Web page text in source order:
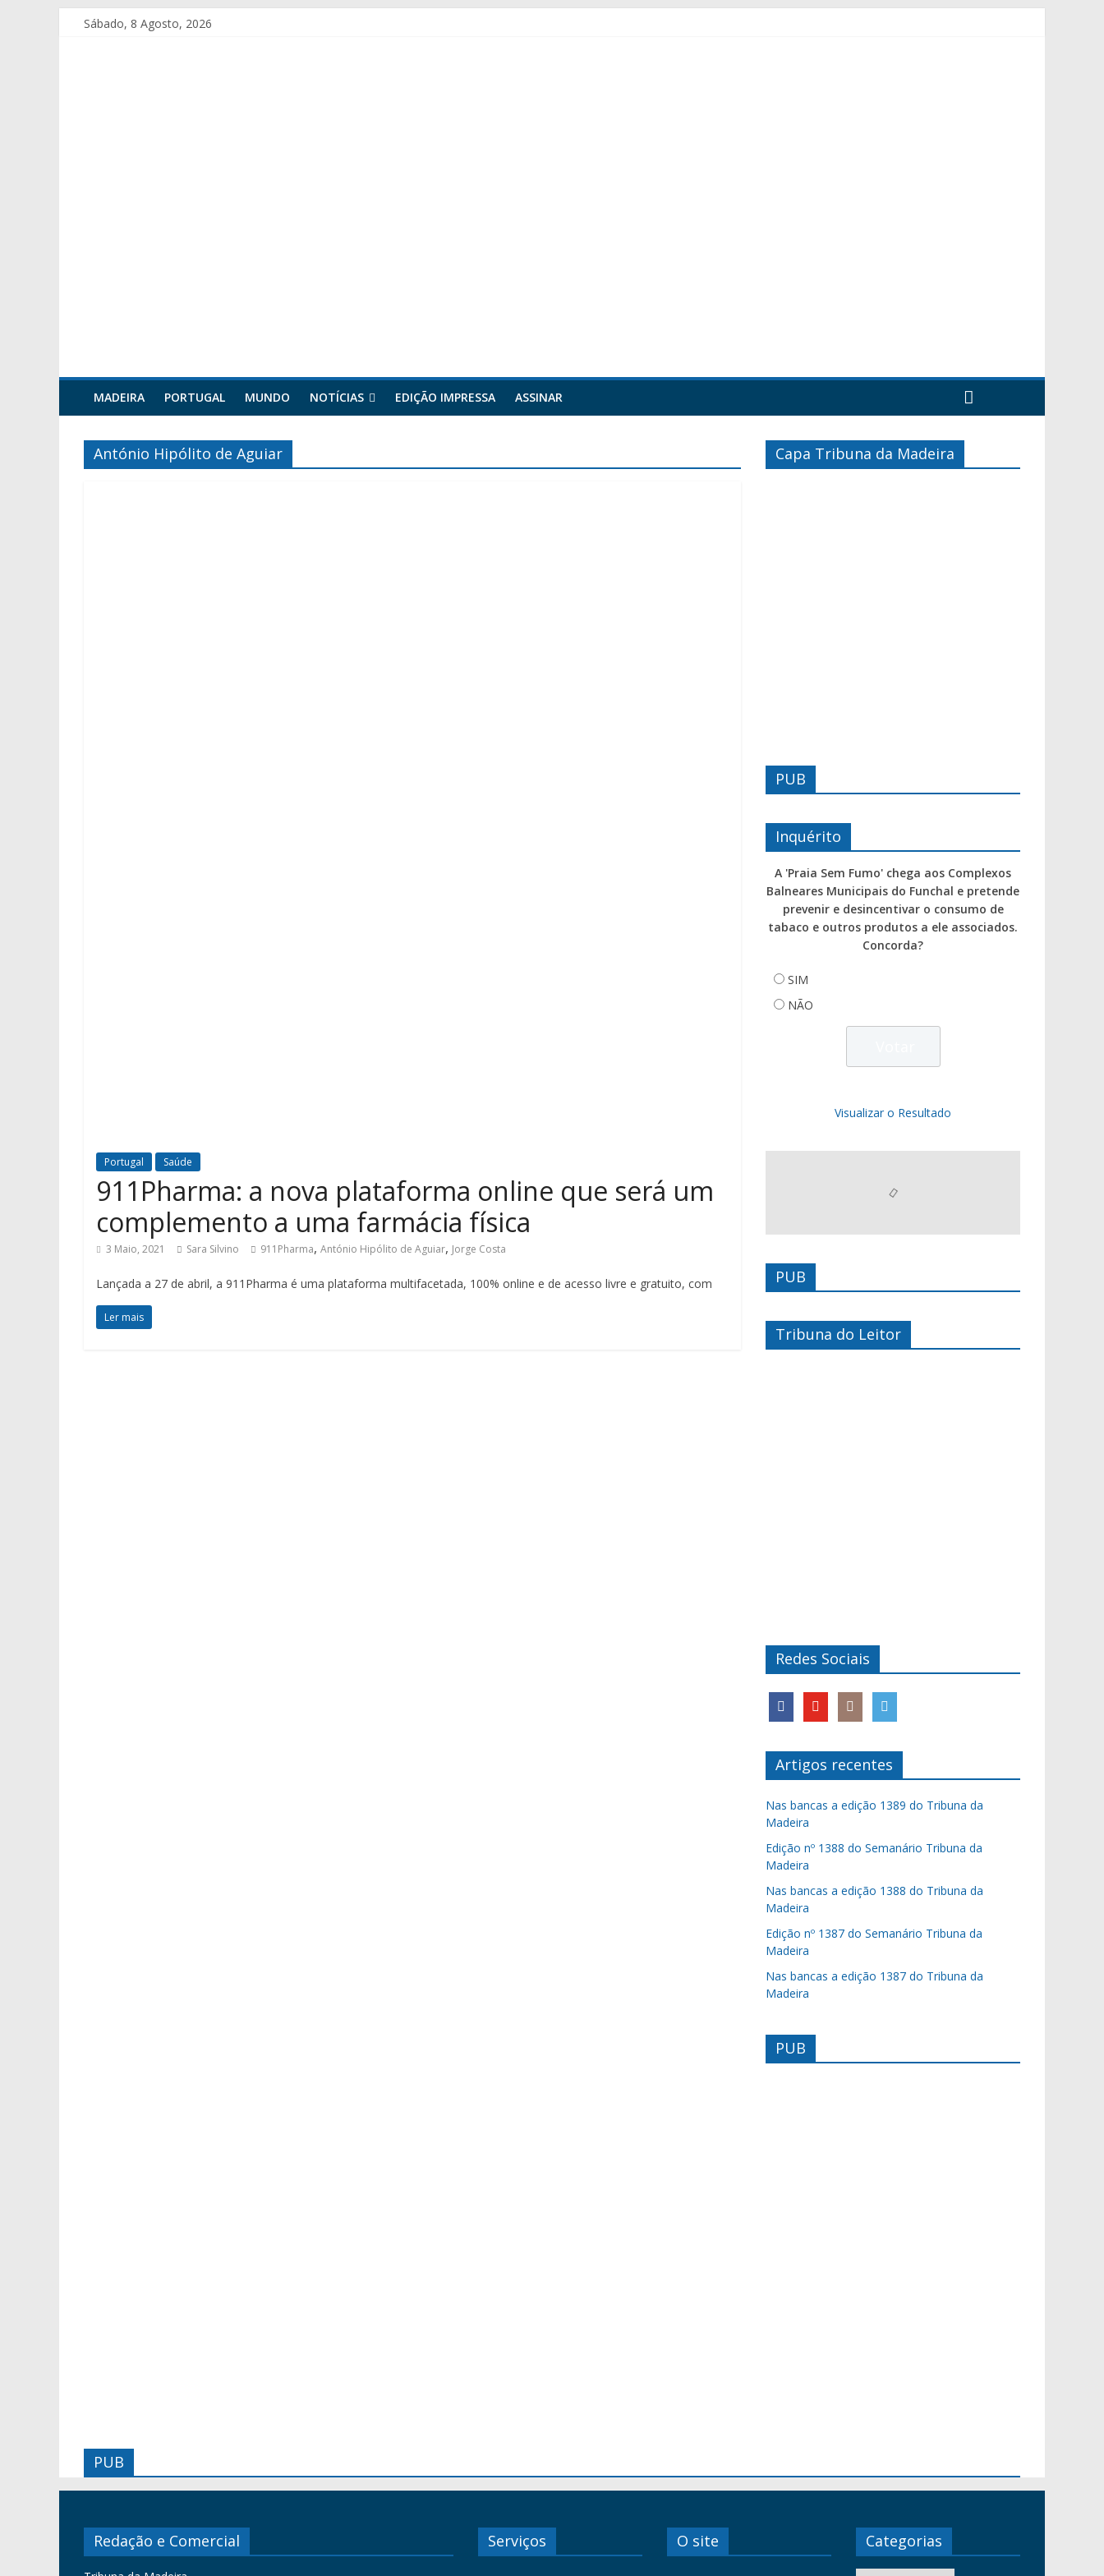
Sábado, 8 Agosto, 2026
MADEIRA PORTUGAL MUNDO NOTÍCIAS EDIÇÃO IMPRESSA ASSINAR
António Hipólito de Aguiar
Portugal Saúde
911Pharma: a nova plataforma online que será um
complemento a uma farmácia física
3 Maio, 2021 Sara Silvino 911Pharma, António Hipólito de Aguiar, Jorge Costa
Lançada a 27 de abril, a 911Pharma é uma plataforma multifacetada, 100% online e de acesso livre e gratuito, com
Ler mais
Capa Tribuna da Madeira
PUB
Inquérito
A 'Praia Sem Fumo' chega aos Complexos
Balneares Municipais do Funchal e pretende
prevenir e desincentivar o consumo de
tabaco e outros produtos a ele associados.
Concorda?
SIM
NÃO
Visualizar o Resultado
PUB
Tribuna do Leitor
Redes Sociais
Artigos recentes
Nas bancas a edição 1389 do Tribuna da
Madeira
Edição nº 1388 do Semanário Tribuna da
Madeira
Nas bancas a edição 1388 do Tribuna da
Madeira
Edição nº 1387 do Semanário Tribuna da
Madeira
Nas bancas a edição 1387 do Tribuna da
Madeira
PUB
PUB
Redação e Comercial Serviços O site Categorias